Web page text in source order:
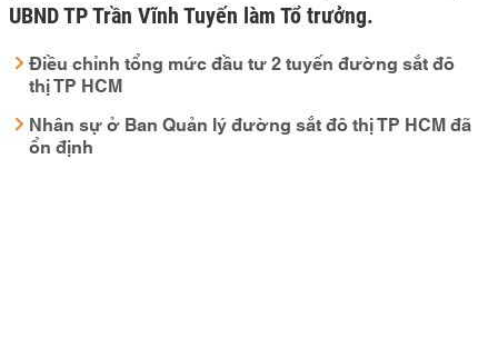
UBND TP Trần Vĩnh Tuyến làm Tổ trưởng.
Điều chỉnh tổng mức đầu tư 2 tuyến đường sắt đô
thị TP HCM
Nhân sự ở Ban Quản lý đường sắt đô thị TP HCM đã
ổn định